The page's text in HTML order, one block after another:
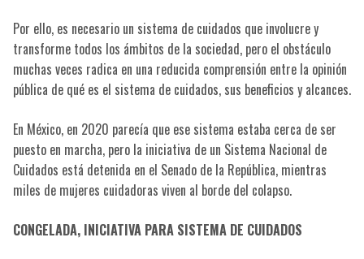
Por ello, es necesario un sistema de cuidados que involucre y
transforme todos los ámbitos de la sociedad, pero el obstáculo
muchas veces radica en una reducida comprensión entre la opinión
pública de qué es el sistema de cuidados, sus beneficios y alcances.
En México, en 2020 parecía que ese sistema estaba cerca de ser
puesto en marcha, pero la iniciativa de un Sistema Nacional de
Cuidados está detenida en el Senado de la República, mientras
miles de mujeres cuidadoras viven al borde del colapso.
CONGELADA, INICIATIVA PARA SISTEMA DE CUIDADOS